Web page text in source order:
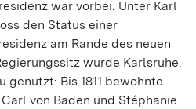
war vorbei: Unter Karl
den Status einer
am Rande des neuen
wurde Karlsruhe.
genutzt: Bis 1811 bewohnte
von Baden und Stéphanie